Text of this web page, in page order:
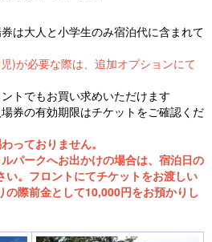
は大人と小学生のみ宿泊代に含まれて
)が必要な際は、追加オプションにて
トでもお買い求めいただけます
券の有効期限はチケットをご確認くだ
っておりません。
パークへお出かけの場合は、宿泊日の
い。フロントにてチケットをお渡しい
の際前金として10,000円をお預かりし